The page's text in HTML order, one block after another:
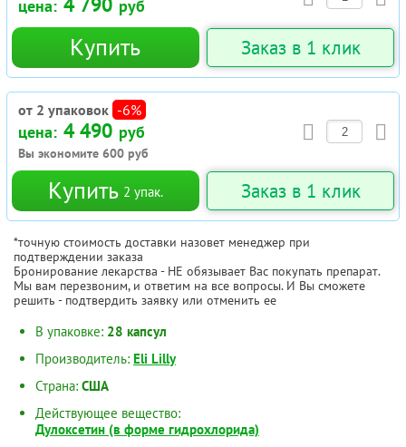
цена: руб
Купить Заказ в 1 клик
от 2 упаковок -6%
цена: 4 490 руб
Вы экономите 600 руб
Купить 2 упак. Заказ в 1 клик
*точную стоимость доставки назовет менеджер при
подтверждении заказа
Бронирование лекарства - НЕ обязывает Вас покупать препарат.
Мы вам перезвоним, и ответим на все вопросы. И Вы сможете
решить - подтвердить заявку или отменить ее
В упаковке: 28 капсул
Производитель: Eli Lilly
Страна: США
Действующее вещество:
Дулоксетин (в форме гидрохлорида)